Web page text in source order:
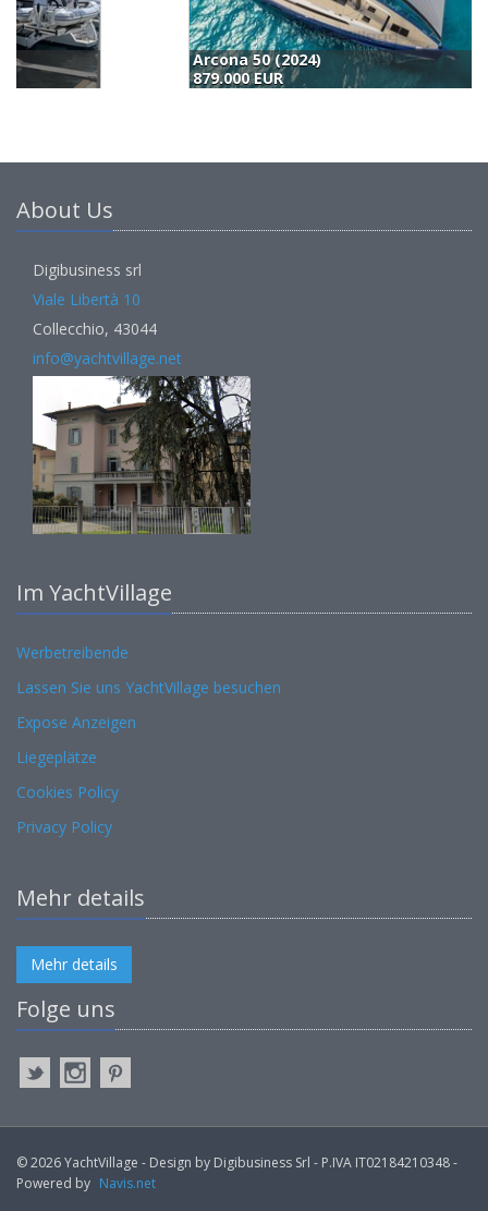
Arcona 50 (2024)
879.000 EUR
About Us
Digibusiness srl
Viale Libertà 10
Collecchio, 43044
info@yachtvillage.net
Im YachtVillage
Werbetreibende
Lassen Sie uns YachtVillage besuchen
Expose Anzeigen
Liegeplätze
Cookies Policy
Privacy Policy
Mehr details
Mehr details
Folge uns
© 2026 YachtVillage - Design by Digibusiness Srl - P.IVA IT02184210348 -
Powered by Navis.net